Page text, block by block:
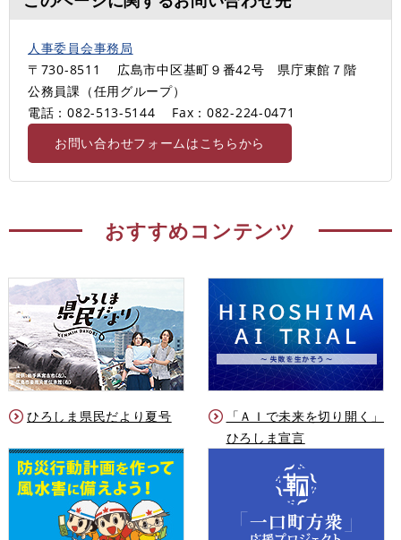
人事委員会事務局
〒730-8511
広島市中区基町９番42号 県庁東館７階
公務員課（任用グループ）
電話：082-513-5144
Fax：082-224-0471
お問い合わせフォームはこちらから
おすすめコンテンツ
ひろしま県民だより夏号
「ＡＩで未来を切り開く」
ひろしま宣言